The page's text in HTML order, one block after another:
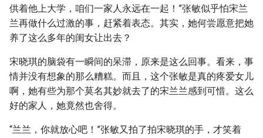
供着他上大学，咱们一家人永远在一起！”张敏似乎怕宋兰
兰再做什么过激的事，赶紧着表态。其实，她何尝愿意把她
养了这么多年的闺女让出去？
宋晓琪的脑袋有一瞬间的呆滞，原来是这么回事。看来，事
情并没有想象的那么糟糕。而且，这个张敏是真的疼爱女儿
啊，她有些为那个莫名其妙就去了的宋兰兰感到可惜。这么
好的家人，她竟然也舍得。
“兰兰，你就放心吧！”张敏又拍了拍宋晓琪的手，才笑着